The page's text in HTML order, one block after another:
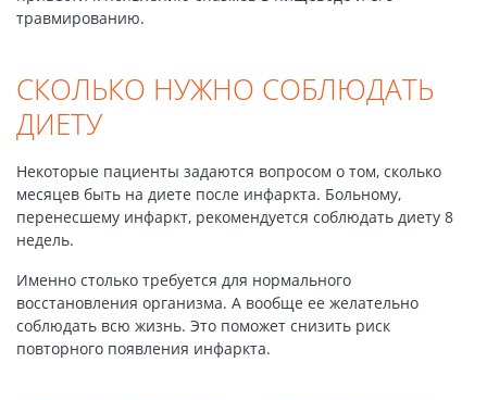
травмированию.
СКОЛЬКО НУЖНО СОБЛЮДАТЬ
ДИЕТУ
Некоторые пациенты задаются вопросом о том, сколько
месяцев быть на диете после инфаркта. Больному,
перенесшему инфаркт, рекомендуется соблюдать диету 8
недель.
Именно столько требуется для нормального
восстановления организма. А вообще ее желательно
соблюдать всю жизнь. Это поможет снизить риск
повторного появления инфаркта.